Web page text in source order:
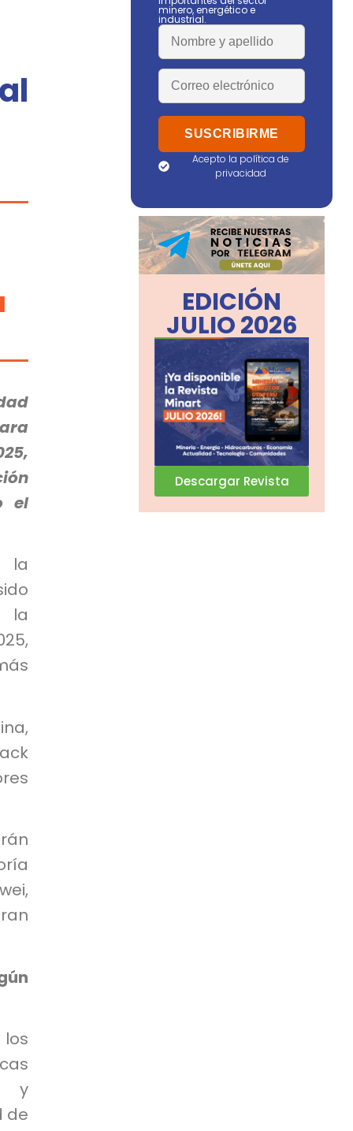
el
la
la
y
de
minero, energético e
industrial.
Acepto la política de
privacidad
EDICIÓN
JULIO 2026
Descargar Revista